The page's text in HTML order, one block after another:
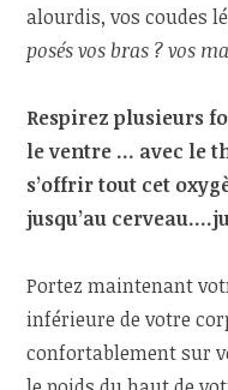
alourdis, vos coudes
posés vos bras ? vos
Respirez plusieurs
le ventre … avec le
s’offrir tout cet
jusqu’au
Portez maintenant
inférieure de votre
confortablement sur